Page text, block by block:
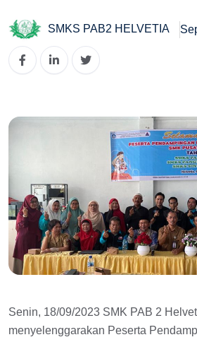
SMKS PAB2 HELVETIA
Senin, 18/09/2023 SMK PAB 2
menyelenggarakan Peserta